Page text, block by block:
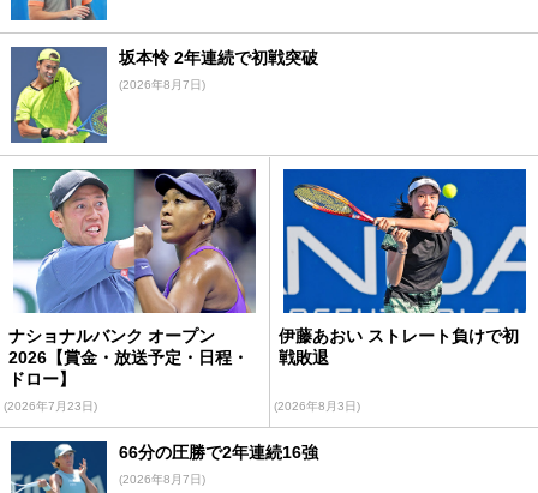
坂本怜 2年連続で初戦突破
(2026年8月7日)
ナショナルバンク オープン
2026【賞金・放送予定・日程・
ドロー】
(2026年7月23日)
伊藤あおい ストレート負けで初
戦敗退
(2026年8月3日)
66分の圧勝で2年連続16強
(2026年8月7日)